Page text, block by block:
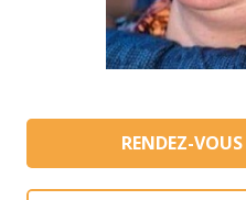
RENDEZ-